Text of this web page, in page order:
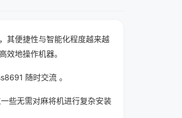
其便捷性与智能化程度越来越
效地操作机器。
随时交流 。
些无需对麻将机进行复杂安装